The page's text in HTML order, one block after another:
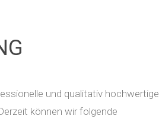
und qualitativ hochwertige
können wir folgende